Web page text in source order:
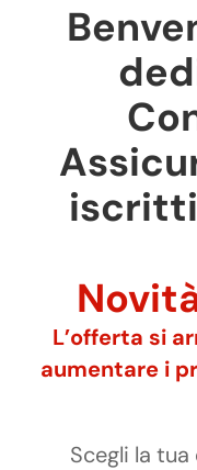
iscritti
L’offerta si
aumentare i
Scegli la